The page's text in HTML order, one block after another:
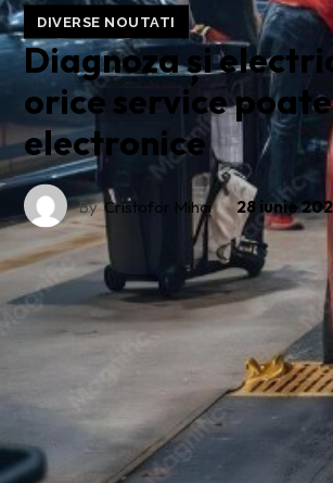
DIVERSE NOUTATI
Diagnoza și
orice service
electronice
By Cristofor Mihai 28 iunie